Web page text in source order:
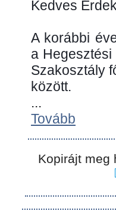
Kedves
A korábbi
a
Szakosztály
között.
...
Tovább
Kopirájt meg